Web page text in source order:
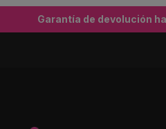
Garantía de devolución